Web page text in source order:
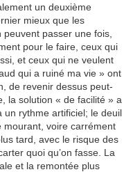
un deuxième
mieux que les
passer une fois,
pour le faire, ceux qui
et ceux qui ne veulent
qui a ruiné ma vie » ont
de revenir dessus peut-
la solution « de facilité » a
un rythme artificiel; le deuil
mourant, voire carrément
tard, avec le risque des
quoi qu’on fasse. La
et la remontée plus